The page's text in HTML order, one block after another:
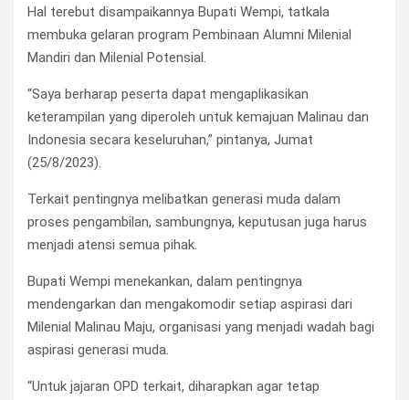
Hal terebut disampaikannya Bupati Wempi, tatkala
membuka gelaran program Pembinaan Alumni Milenial
Mandiri dan Milenial Potensial.
“Saya berharap peserta dapat mengaplikasikan
keterampilan yang diperoleh untuk kemajuan Malinau dan
Indonesia secara keseluruhan,” pintanya, Jumat
(25/8/2023).
Terkait pentingnya melibatkan generasi muda dalam
proses pengambilan, sambungnya, keputusan juga harus
menjadi atensi semua pihak.
Bupati Wempi menekankan, dalam pentingnya
mendengarkan dan mengakomodir setiap aspirasi dari
Milenial Malinau Maju, organisasi yang menjadi wadah bagi
aspirasi generasi muda.
“Untuk jajaran OPD terkait, diharapkan agar tetap